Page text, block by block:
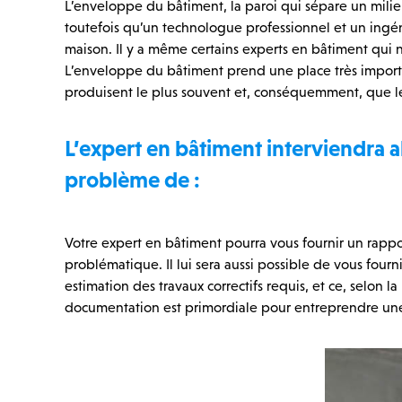
L’enveloppe du bâtiment, la paroi qui sépare un
toutefois qu’un technologue professionnel et un
maison. Il y a même certains experts en bâtiment qui
L’enveloppe du bâtiment prend une place très
produisent le plus souvent et, conséquemment, que
L’expert en bâtiment interviendra
problème de :
Votre expert en bâtiment pourra vous fournir un
problématique. Il lui sera aussi possible de vous
estimation des travaux correctifs requis, et ce, selon
documentation est primordiale pour entreprendre